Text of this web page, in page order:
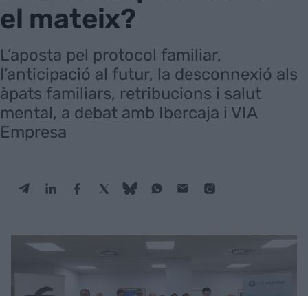
el mateix?
L’aposta pel protocol familiar,
l’anticipació al futur, la desconnexió als
àpats familiars, retribucions i salut
mental, a debat amb Ibercaja i VIA
Empresa